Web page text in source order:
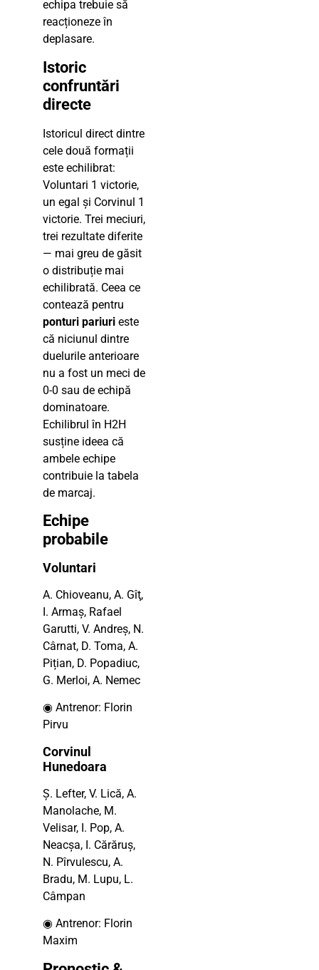
echipa trebuie să
reacționeze în
deplasare.
Istoric
confruntări
directe
Istoricul direct dintre
cele două formații
este echilibrat:
Voluntari 1 victorie,
un egal și Corvinul 1
victorie. Trei meciuri,
trei rezultate diferite
— mai greu de găsit
o distribuție mai
echilibrată. Ceea ce
contează pentru
ponturi pariuri este
că niciunul dintre
duelurile anterioare
nu a fost un meci de
0-0 sau de echipă
dominatoare.
Echilibrul în H2H
susține ideea că
ambele echipe
contribuie la tabela
de marcaj.
Echipe
probabile
Voluntari
A. Chioveanu, A. Gîţ,
I. Armaș, Rafael
Garutti, V. Andreș, N.
Cârnat, D. Toma, A.
Pițian, D. Popadiuc,
G. Merloi, A. Nemec
◉ Antrenor: Florin
Pirvu
Corvinul
Hunedoara
Ş. Lefter, V. Lică, A.
Manolache, M.
Velisar, I. Pop, A.
Neacșa, I. Cărăruș,
N. Pîrvulescu, A.
Bradu, M. Lupu, L.
Câmpan
◉ Antrenor: Florin
Maxim